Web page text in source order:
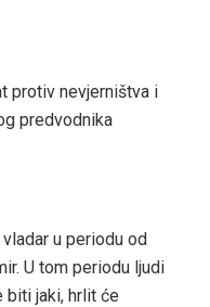
protiv nevjerništva i
predvodnika
u periodu od
U tom periodu ljudi
biti jaki, hrlit će